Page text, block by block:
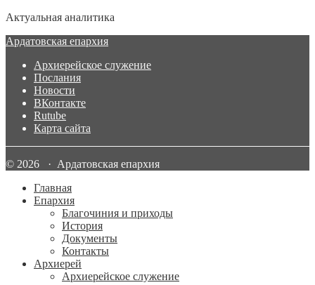
Актуальная аналитика
Ардатовская епархия
Архиерейское служение
Послания
Новости
ВКонтакте
Rutube
Карта сайта
© 2026 · Ардатовская епархия
Главная
Епархия
Благочиния и приходы
История
Документы
Контакты
Архиерей
Архиерейское служение